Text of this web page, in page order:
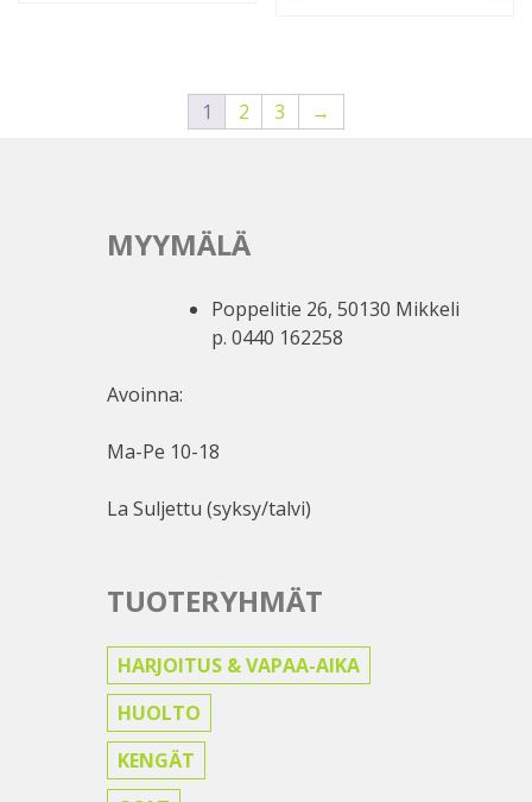
1 2 3 →
MYYMÄLÄ
Poppelitie 26, 50130 Mikkeli
p. 0440 162258
Avoinna:
Ma-Pe 10-18
La Suljettu (syksy/talvi)
TUOTERYHMÄT
HARJOITUS & VAPAA-AIKA
HUOLTO
KENGÄT